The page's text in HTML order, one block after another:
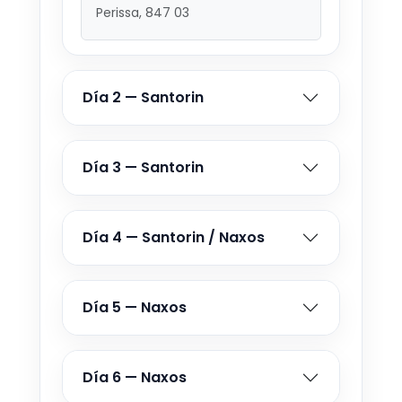
Desde €880
Desde €862
Desde €833
25 SEP - 4 OCT 2026
Desde €800
Perissa, 847 03
Día 2 — Santorin
Día 3 — Santorin
Día 4 — Santorin / Naxos
Día 5 — Naxos
Día 6 — Naxos